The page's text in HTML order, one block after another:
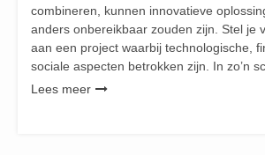
combineren, kunnen innovatieve
anders onbereikbaar zouden zijn. Stel je
aan een project waarbij technologische,
sociale aspecten betrokken zijn. In zo’n
Lees meer